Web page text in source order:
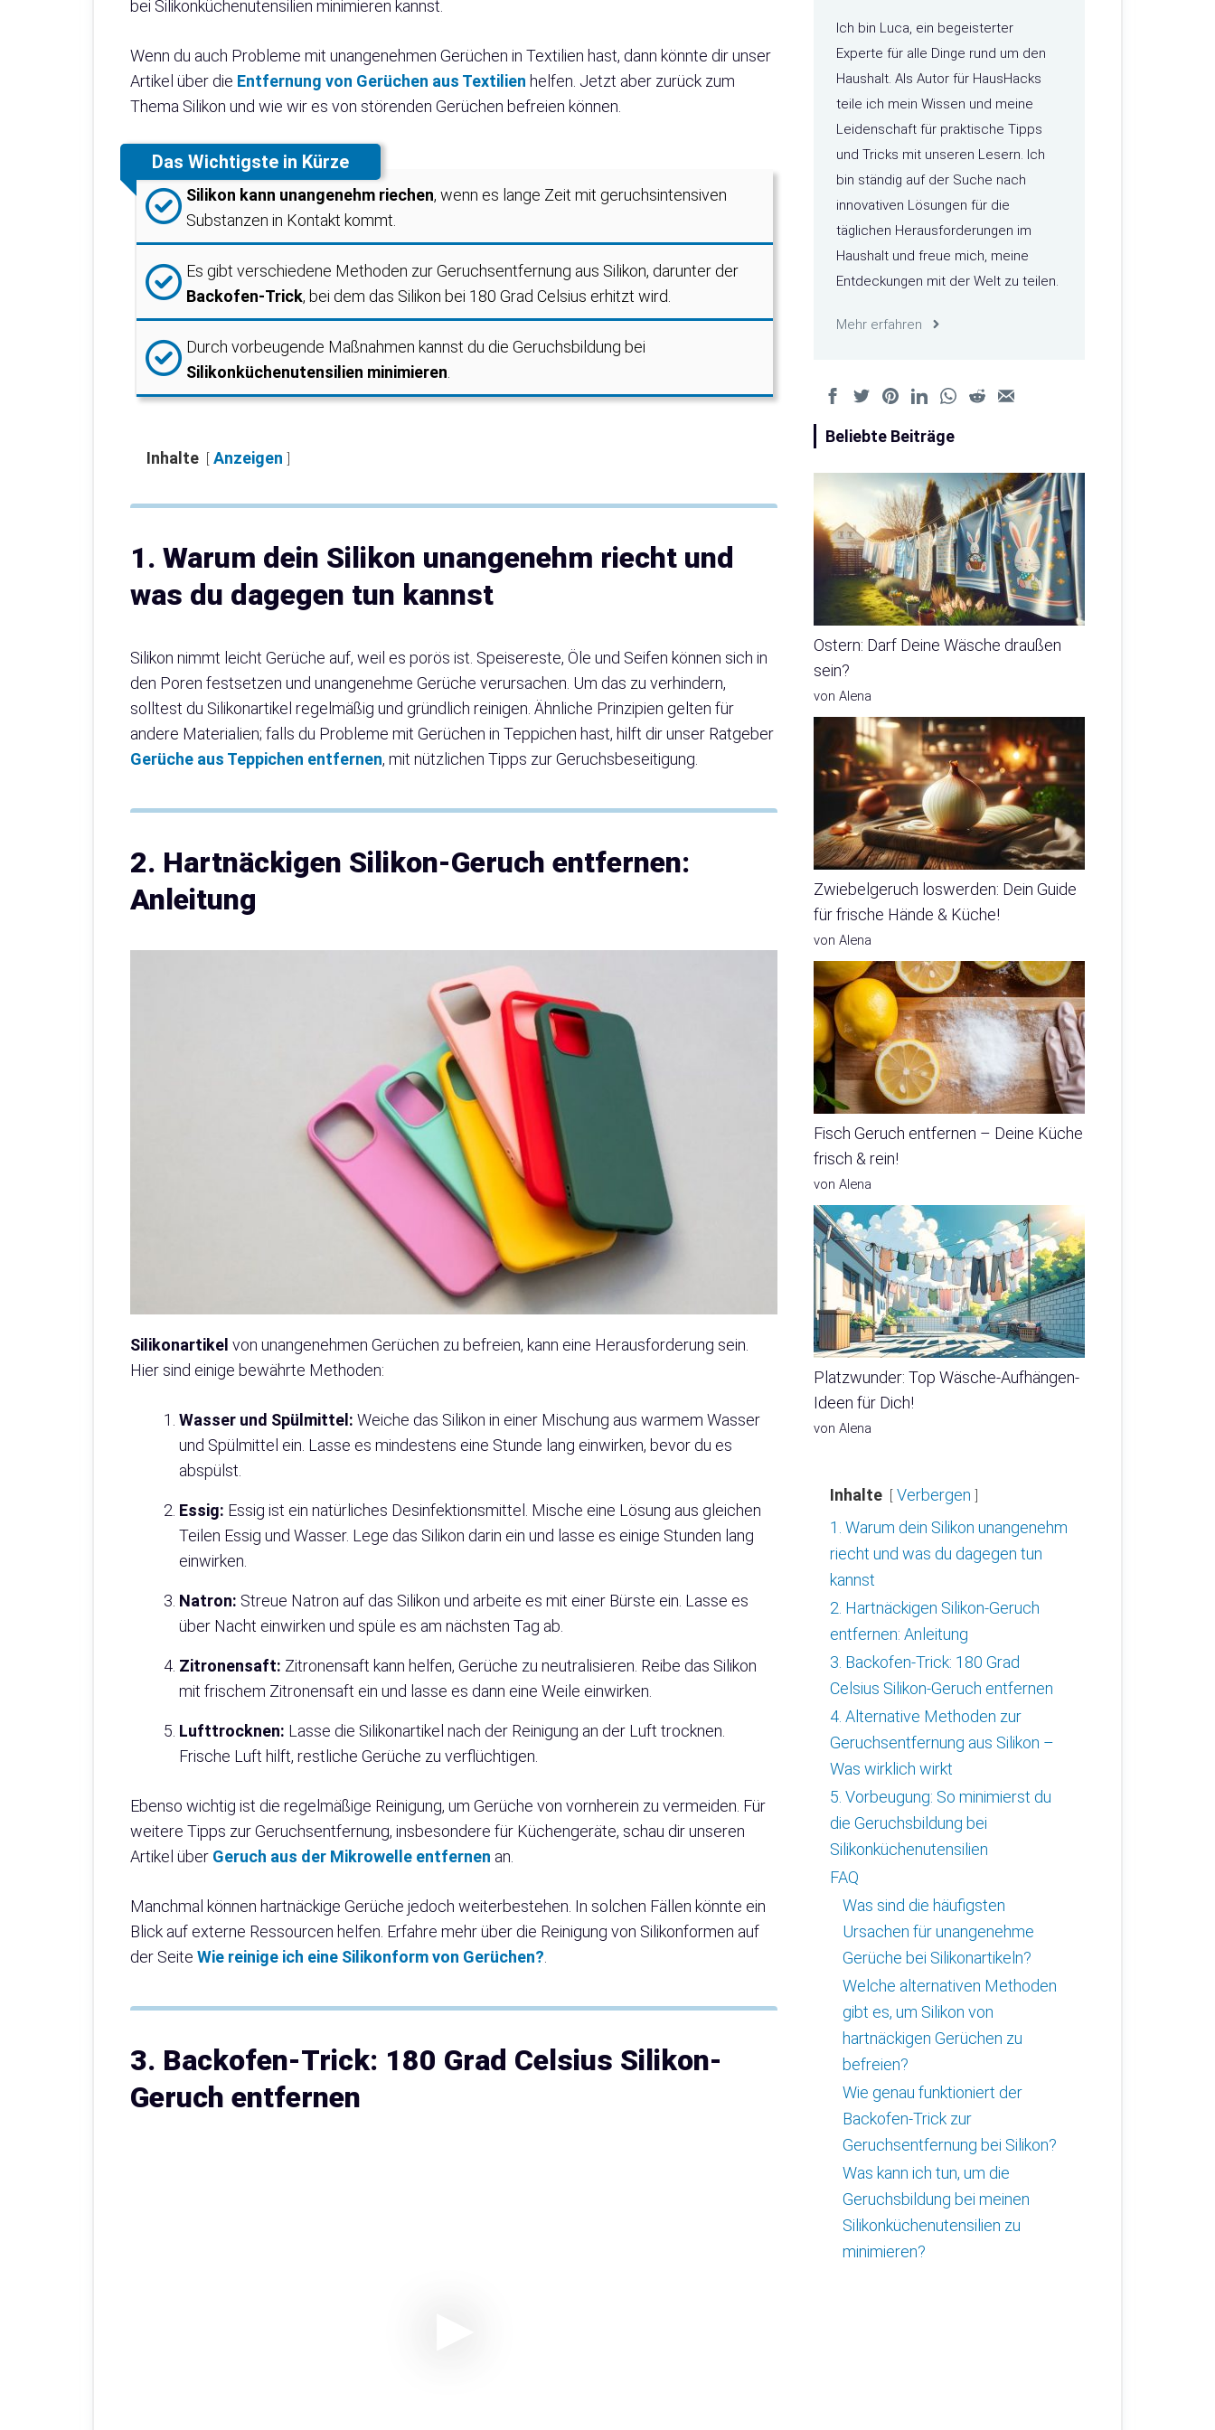
bei Silikonküchenutensilien minimieren kannst.
Wenn du auch Probleme mit unangenehmen Gerüchen in Textilien hast, dann könnte dir unser
Artikel über die Entfernung von Gerüchen aus Textilien helfen. Jetzt aber zurück zum
Thema Silikon und wie wir es von störenden Gerüchen befreien können.
Das Wichtigste in Kürze
Silikon kann unangenehm riechen, wenn es lange Zeit mit geruchsintensiven
Substanzen in Kontakt kommt.
Es gibt verschiedene Methoden zur Geruchsentfernung aus Silikon, darunter der
Backofen-Trick, bei dem das Silikon bei 180 Grad Celsius erhitzt wird.
Durch vorbeugende Maßnahmen kannst du die Geruchsbildung bei
Silikonküchenutensilien minimieren
Inhalte Anzeigen
1. Warum dein Silikon unangenehm riecht und
was du dagegen tun kannst
Silikon nimmt leicht Gerüche auf, weil es porös ist. Speisereste, Öle und Seifen können sich in
den Poren festsetzen und unangenehme Gerüche verursachen. Um das zu verhindern,
solltest du Silikonartikel regelmäßig und gründlich reinigen. Ähnliche Prinzipien gelten für
andere Materialien; falls du Probleme mit Gerüchen in Teppichen hast, hilft dir unser Ratgeber
Gerüche aus Teppichen entfernen, mit nützlichen Tipps zur Geruchsbeseitigung.
2. Hartnäckigen Silikon-Geruch entfernen:
Anleitung
Silikonartikel von unangenehmen Gerüchen zu befreien, kann eine Herausforderung sein.
Hier sind einige bewährte Methoden:
Wasser und Spülmittel: Weiche das Silikon in einer Mischung aus warmem Wasser
und Spülmittel ein. Lasse es mindestens eine Stunde lang einwirken, bevor du es
abspülst.
Essig: Essig ist ein natürliches Desinfektionsmittel. Mische eine Lösung aus gleichen
Teilen Essig und Wasser. Lege das Silikon darin ein und lasse es einige Stunden lang
einwirken.
Natron: Streue Natron auf das Silikon und arbeite es mit einer Bürste ein. Lasse es
über Nacht einwirken und spüle es am nächsten Tag ab.
Zitronensaft: Zitronensaft kann helfen, Gerüche zu neutralisieren. Reibe das Silikon
mit frischem Zitronensaft ein und lasse es dann eine Weile einwirken.
Lufttrocknen: Lasse die Silikonartikel nach der Reinigung an der Luft trocknen.
Frische Luft hilft, restliche Gerüche zu verflüchtigen.
Ebenso wichtig ist die regelmäßige Reinigung, um Gerüche von vornherein zu vermeiden. Für
weitere Tipps zur Geruchsentfernung, insbesondere für Küchengeräte, schau dir unseren
Artikel über Geruch aus der Mikrowelle entfernen an.
Manchmal können hartnäckige Gerüche jedoch weiterbestehen. In solchen Fällen könnte ein
Blick auf externe Ressourcen helfen. Erfahre mehr über die Reinigung von Silikonformen auf
der Seite Wie reinige ich eine Silikonform von Gerüchen?
3. Backofen-Trick: 180 Grad Celsius Silikon-
Geruch entfernen
Ich bin Luca, ein begeisterter
Experte für alle Dinge rund um den
Haushalt. Als Autor für HausHacks
teile ich mein Wissen und meine
Leidenschaft für praktische Tipps
und Tricks mit unseren Lesern. Ich
bin ständig auf der Suche nach
innovativen Lösungen für die
täglichen Herausforderungen im
Haushalt und freue mich, meine
Entdeckungen mit der Welt zu teilen.
Mehr erfahren
Beliebte Beiträge
Ostern: Darf Deine Wäsche draußen
sein?
von Alena
Zwiebelgeruch loswerden: Dein Guide
für frische Hände & Küche!
von Alena
Fisch Geruch entfernen – Deine Küche
frisch & rein!
von Alena
Platzwunder: Top Wäsche-Aufhängen-
Ideen für Dich!
von Alena
Inhalte
Verbergen
1. Warum dein Silikon unangenehm
riecht und was du dagegen tun
kannst
2. Hartnäckigen Silikon-Geruch
entfernen: Anleitung
3. Backofen-Trick: 180 Grad
Celsius Silikon-Geruch entfernen
4. Alternative Methoden zur
Geruchsentfernung aus Silikon –
Was wirklich wirkt
5. Vorbeugung: So minimierst du
die Geruchsbildung bei
Silikonküchenutensilien
FAQ
Was sind die häufigsten
Ursachen für unangenehme
Gerüche bei Silikonartikeln?
Welche alternativen Methoden
gibt es, um Silikon von
hartnäckigen Gerüchen zu
befreien?
Wie genau funktioniert der
Backofen-Trick zur
Geruchsentfernung bei Silikon?
Was kann ich tun, um die
Geruchsbildung bei meinen
Silikonküchenutensilien zu
minimieren?